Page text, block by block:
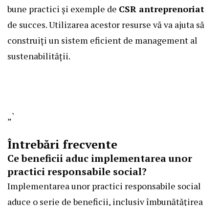
bune practici și exemple de CSR antreprenoriat
de succes. Utilizarea acestor resurse vă va ajuta să
construiți un sistem eficient de management al
sustenabilității.
„`
Întrebări frecvente
Ce beneficii aduc implementarea unor
practici responsabile social?
Implementarea unor practici responsabile social
aduce o serie de beneficii, inclusiv îmbunătățirea